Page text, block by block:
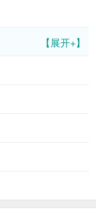
【展开+】